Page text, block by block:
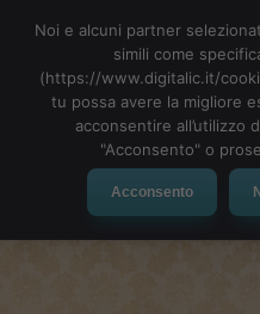
Noi e alcuni partner
simili come
(https://www.digitalic.it/
tu possa avere la migliore
acconsentire all’utilizzo
"Acconsento" o
Acconsento